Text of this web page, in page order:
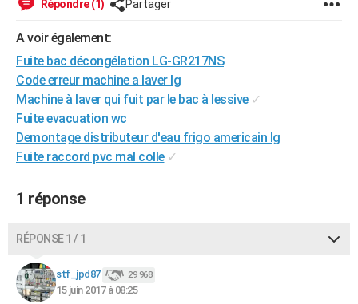
GUIDES D'ACHAT
BONS PLANS
CARTE DE VOEUX
Carte de Noël
Carte Bonne année
Carte Saint-Valentin
Carte Pâques
Carte d'anniversaire
DICTIONNAIRE
Dictionnaire
Biographies
Citations
Expressions
Proverbes
PROGRAMME TV
COPAINS D'AVANT
FORUM
Bricolage
Lifestyle
Culture
Sport
Auto
Television
Voyage
Cinema
Répondre (1) Partager
A voir également:
Fuite bac décongélation LG-GR217NS
Code erreur machine a laver lg
Machine à laver qui fuit par le bac à lessive ✓
Fuite evacuation wc
Demontage distributeur d'eau frigo americain lg
Fuite raccord pvc mal colle ✓
1 réponse
RÉPONSE 1 / 1
stf_jpd87 29 968
15 juin 2017 à 08:25